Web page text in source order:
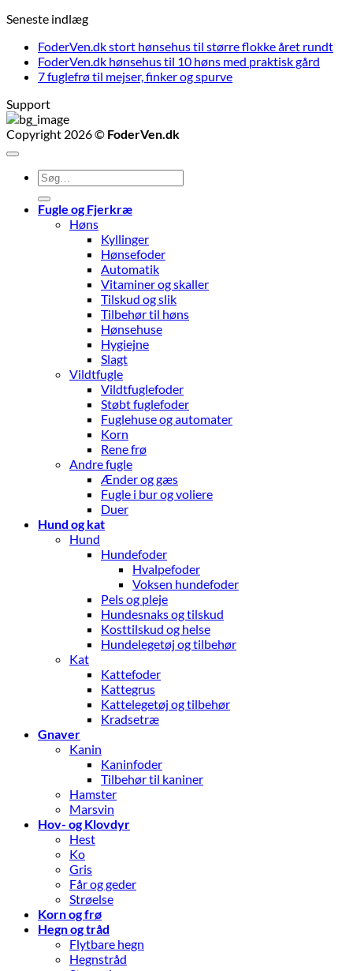
Seneste indlæg
FoderVen.dk stort hønsehus til større flokke året rundt
FoderVen.dk hønsehus til 10 høns med praktisk gård
7 fuglefrø til mejser, finker og spurve
Support
Copyright 2026 © FoderVen.dk
Søg
efter:
Fugle og Fjerkræ
Høns
Kyllinger
Hønsefoder
Automatik
Vitaminer og skaller
Tilskud og slik
Tilbehør til høns
Hønsehuse
Hygiejne
Slagt
Vildtfugle
Vildtfuglefoder
Støbt fuglefoder
Fuglehuse og automater
Korn
Rene frø
Andre fugle
Ænder og gæs
Fugle i bur og voliere
Duer
Hund og kat
Hund
Hundefoder
Hvalpefoder
Voksen hundefoder
Pels og pleje
Hundesnaks og tilskud
Kosttilskud og helse
Hundelegetøj og tilbehør
Kat
Kattefoder
Kattegrus
Kattelegetøj og tilbehør
Kradsetræ
Gnaver
Kanin
Kaninfoder
Tilbehør til kaniner
Hamster
Marsvin
Hov- og Klovdyr
Hest
Ko
Gris
Får og geder
Strøelse
Korn og frø
Hegn og tråd
Flytbare hegn
Hegnstråd